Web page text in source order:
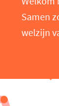
Samen
welzijn